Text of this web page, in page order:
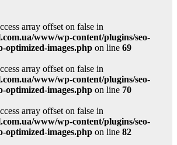
array offset on false in
www/wp-content/plugins/seo-
optimized-images.php on line 69
array offset on false in
www/wp-content/plugins/seo-
optimized-images.php on line 70
array offset on false in
www/wp-content/plugins/seo-
optimized-images.php on line 82